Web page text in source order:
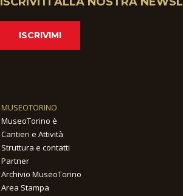
ISCRIVIMI
MUSEOTORINO
MuseoTorino è
Cantieri e Attività
Struttura e contatti
Partner
Archivio MuseoTorino
Area Stampa